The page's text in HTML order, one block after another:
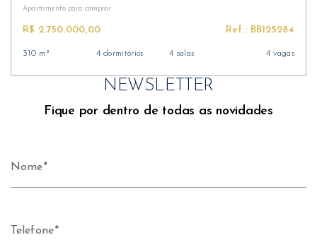
Apartamento para comprar
R$ 2.750.000,00 Ref.: BB125284
310 m² 4 dormitórios 4 salas 4 vagas
NEWSLETTER
Fique por dentro de todas as novidades
Nome
Telefone